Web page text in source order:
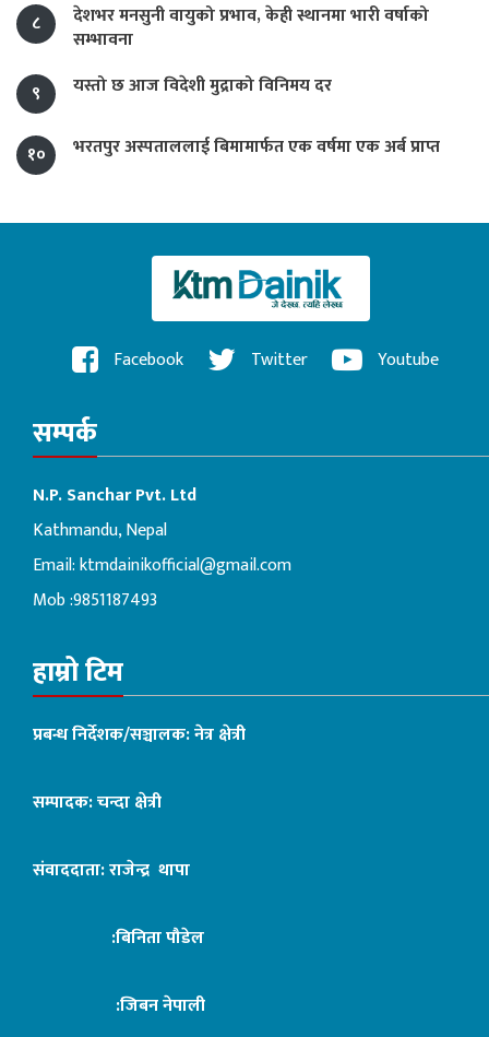
८
देशभर मनसुनी वायुको प्रभाव, केही स्थानमा भारी वर्षाको
सम्भावना
९
यस्तो छ आज विदेशी मुद्राको विनिमय दर
१० भरतपुर अस्पताललाई बिमामार्फत एक वर्षमा एक अर्ब प्राप्त
Facebook Twitter Youtube
सम्पर्क
N.P. Sanchar Pvt. Ltd
Kathmandu, Nepal
Email:ktmdainikofficial@gmail.com
Mob :9851187493
हाम्रो टिम
प्रबन्ध निर्देशक/सञ्चालक: नेत्र क्षेत्री
सम्पादक: चन्दा क्षेत्री
संवाददाता: राजेन्द्र थापा
:बिनिता पौडेल
:जिबन नेपाली